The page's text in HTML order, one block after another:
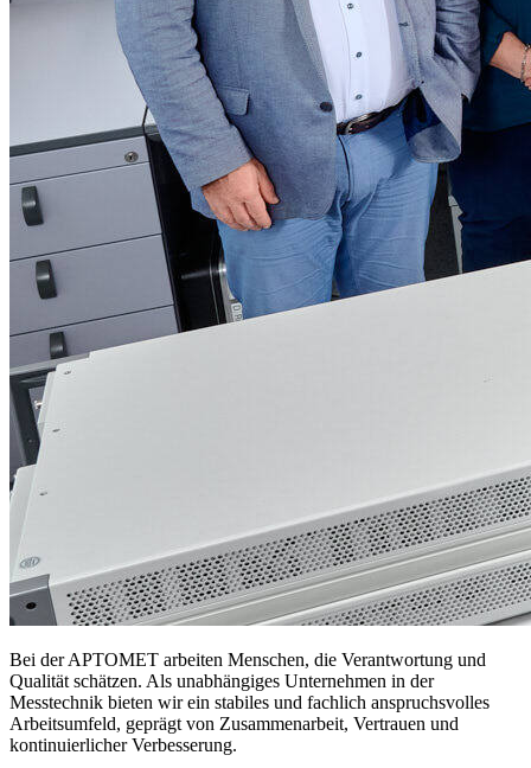
Bei der APTOMET arbeiten Menschen, die Verantwortung und
Qualität schätzen. Als unabhängiges Unternehmen in der
Messtechnik bieten wir ein stabiles und fachlich anspruchsvolles
Arbeitsumfeld, geprägt von Zusammenarbeit, Vertrauen und
kontinuierlicher Verbesserung.